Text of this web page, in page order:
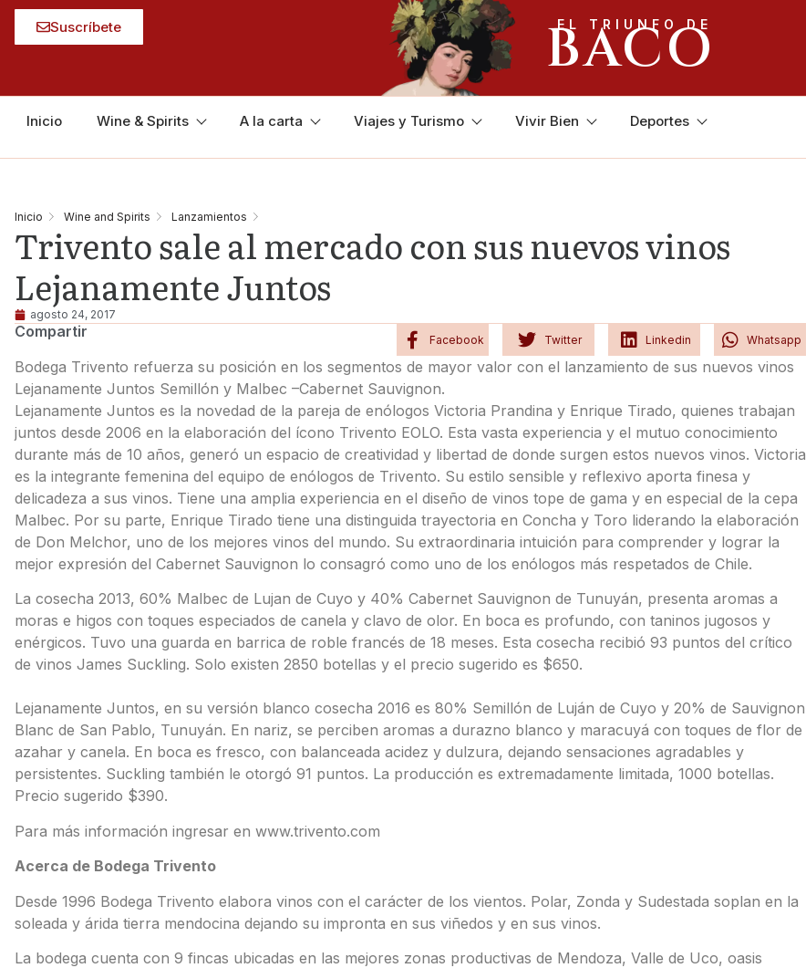
Suscríbete EL TRIUNFO DE
BACO
Inicio Wine & Spirits A la carta Viajes y Turismo Vivir Bien Deportes
Inicio Wine and Spirits Lanzamientos
Trivento sale al mercado con sus nuevos vinos
Lejanamente Juntos
agosto 24, 2017
Compartir Facebook Twitter Linkedin Whatsapp
Bodega Trivento refuerza su posición en los segmentos de mayor valor con el lanzamiento de sus nuevos vinos
Lejanamente Juntos Semillón y Malbec –Cabernet Sauvignon.
Lejanamente Juntos es la novedad de la pareja de enólogos Victoria Prandina y Enrique Tirado, quienes trabajan
juntos desde 2006 en la elaboración del ícono Trivento EOLO. Esta vasta experiencia y el mutuo conocimiento
durante más de 10 años, generó un espacio de creatividad y libertad de donde surgen estos nuevos vinos. Victoria
es la integrante femenina del equipo de enólogos de Trivento. Su estilo sensible y reflexivo aporta finesa y
delicadeza a sus vinos. Tiene una amplia experiencia en el diseño de vinos tope de gama y en especial de la cepa
Malbec. Por su parte, Enrique Tirado tiene una distinguida trayectoria en Concha y Toro liderando la elaboración
de Don Melchor, uno de los mejores vinos del mundo. Su extraordinaria intuición para comprender y lograr la
mejor expresión del Cabernet Sauvignon lo consagró como uno de los enólogos más respetados de Chile.
La cosecha 2013, 60% Malbec de Lujan de Cuyo y 40% Cabernet Sauvignon de Tunuyán, presenta aromas a
moras e higos con toques especiados de canela y clavo de olor. En boca es profundo, con taninos jugosos y
enérgicos. Tuvo una guarda en barrica de roble francés de 18 meses. Esta cosecha recibió 93 puntos del crítico
de vinos James Suckling. Solo existen 2850 botellas y el precio sugerido es $650.
Lejanamente Juntos, en su versión blanco cosecha 2016 es 80% Semillón de Luján de Cuyo y 20% de Sauvignon
Blanc de San Pablo, Tunuyán. En nariz, se perciben aromas a durazno blanco y maracuyá con toques de flor de
azahar y canela. En boca es fresco, con balanceada acidez y dulzura, dejando sensaciones agradables y
persistentes. Suckling también le otorgó 91 puntos. La producción es extremadamente limitada, 1000 botellas.
Precio sugerido $390.
Para más información ingresar en www.trivento.com
Acerca de Bodega Trivento
Desde 1996 Bodega Trivento elabora vinos con el carácter de los vientos. Polar, Zonda y Sudestada soplan en la
soleada y árida tierra mendocina dejando su impronta en sus viñedos y en sus vinos.
La bodega cuenta con 9 fincas ubicadas en las mejores zonas productivas de Mendoza, Valle de Uco, oasis